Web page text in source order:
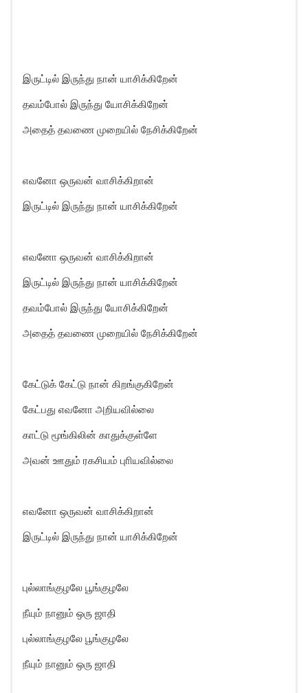
இருட்டில் இருந்து நான் யாசிக்கிறேன்
தவம்போல் இருந்து யோசிக்கிறேன்
அதைத் தவணை முறையில் நேசிக்கிறேன்
எவனோ ஒருவன் வாசிக்கிறான்
இருட்டில் இருந்து நான் யாசிக்கிறேன்
எவனோ ஒருவன் வாசிக்கிறான்
இருட்டில் இருந்து நான் யாசிக்கிறேன்
தவம்போல் இருந்து யோசிக்கிறேன்
அதைத் தவணை முறையில் நேசிக்கிறேன்
கேட்டுக் கேட்டு நான் கிறங்குகிறேன்
கேட்பது எவனோ அறியவில்லை
காட்டு மூங்கிலின் காதுக்குள்ளே
அவன் ஊதும் ரகசியம் புாியவில்லை
எவனோ ஒருவன் வாசிக்கிறான்
இருட்டில் இருந்து நான் யாசிக்கிறேன்
புல்லாங்குழலே பூங்குழலே
நீயும் நானும் ஒரு ஜாதி
புல்லாங்குழலே பூங்குழலே
நீயும் நானும் ஒரு ஜாதி